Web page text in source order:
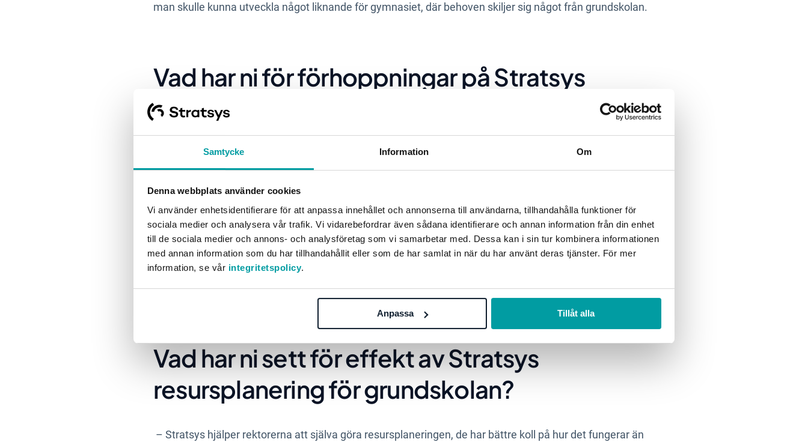
Samtycke Information Om
Denna webbplats använder cookies
Vi använder enhetsidentifierare för att anpassa innehållet och annonserna till användarna, tillhandahålla funktioner för
sociala medier och analysera vår trafik. Vi vidarebefordrar även sådana identifierare och annan information från din enhet
till de sociala medier och annons- och analysföretag som vi samarbetar med. Dessa kan i sin tur kombinera informationen
med annan information som du har tillhandahållit eller som de har samlat in när du har använt deras tjänster. För mer
information, se vår integritetspolicy.
Anpassa Tillåt alla
man skulle kunna utveckla något liknande för gymnasiet, där behoven skiljer sig något från grundskolan.
Vad har ni för förhoppningar på Stratsys
resursplanering för gymnasiet?
– Med Stratsys har vi lyckats skapa en gemensam resursplanering för grundskolorna, vilket ökat
transparensen och gett oss bättre överblick på resurserna. Vår förhoppning är att det nya verktyget ska
ge samma resultat för gymnasieskolorna.
– Idag jobbar jag med resursplaneringen för gymnasiet i en Excelfil, det är visserligen heltäckande och jag
får fram all information vi behöver. Men med Stratsys nya verktyg för gymnasieskolan hoppas vi att det
ska bli ännu lättare att jobba med resursplaneringen – och att rektorerna ska kunna göra det själva.
Excelfilen vi har idag är komplex och Stratsys skulle vara betydligt mer användarvänligt. Vi skulle få fram
samma information, men på ett lättare och mer tillgängligt sätt.
Vad har ni sett för effekt av Stratsys
resursplanering för grundskolan?
– Stratsys hjälper rektorerna att själva göra resursplaneringen, de har bättre koll på hur det fungerar än